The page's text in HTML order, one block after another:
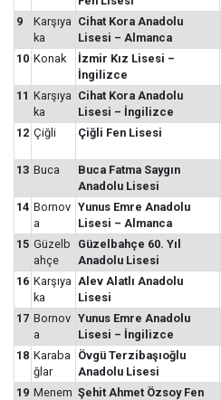
9
Karşıya
ka
Cihat Kora Anadolu
Lisesi – Almanca
10 Konak
İzmir Kız Lisesi –
İngilizce
11 Karşıya
ka
Cihat Kora Anadolu
Lisesi – İngilizce
12 Çiğli Çiğli Fen Lisesi
13 Buca
Buca Fatma Saygın
Anadolu Lisesi
14 Bornov
a
Yunus Emre Anadolu
Lisesi – Almanca
15 Güzelb
ahçe
Güzelbahçe 60. Yıl
Anadolu Lisesi
16 Karşıya
ka
Alev Alatlı Anadolu
Lisesi
17 Bornov
a
Yunus Emre Anadolu
Lisesi – İngilizce
18 Karaba
ğlar
Övgü Terzibaşıoğlu
Anadolu Lisesi
19 Menem Şehit Ahmet Özsoy Fen